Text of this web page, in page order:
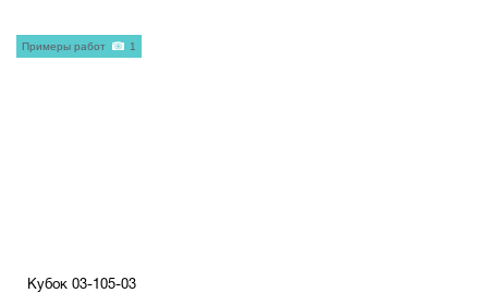
Кубок 03-105-03
Примеры работ 1